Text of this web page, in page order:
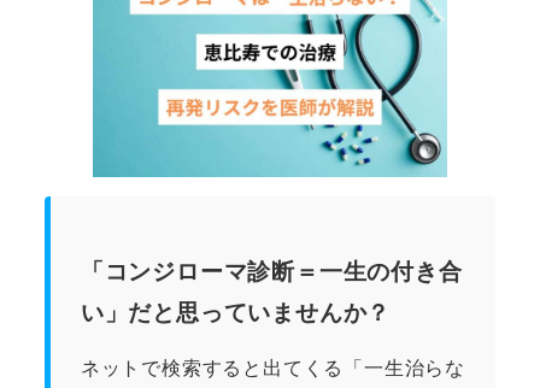
「コンジローマ診断＝一生の付き合
い」だと思っていませんか？
ネットで検索すると出てくる「一生治らな